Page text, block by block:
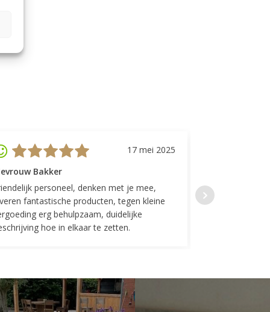
17 mei 2025
Bakker
personeel, denken met je mee,
fantastische producten, tegen kleine
erg behulpzaam, duidelijke
hoe in elkaar te zetten.
Top geregeld!
indelingen die